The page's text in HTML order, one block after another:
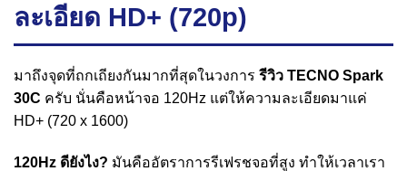
ละเอียด HD+ (720p)
มาถึงจุดที่ถกเถียงกันมากที่สุดในวงการ รีวิว TECNO Spark
30C ครับ นั่นคือหน้าจอ 120Hz แต่ให้ความละเอียดมาแค่
HD+ (720 x 1600)
120Hz ดียังไง? มันคืออัตราการรีเฟรชจอที่สูง ทำให้เวลาเรา